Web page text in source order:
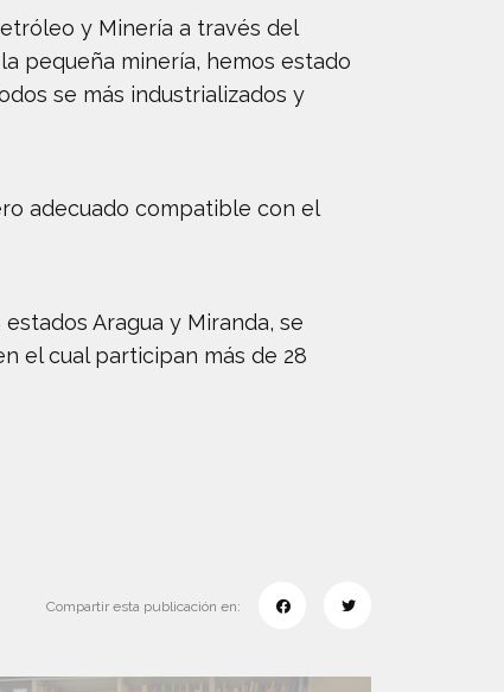
y Minería a través del
pequeña minería, hemos estado
se más industrializados y
adecuado compatible con el
Aragua y Miranda, se
el cual participan más de 28
Compartir esta publicación en: